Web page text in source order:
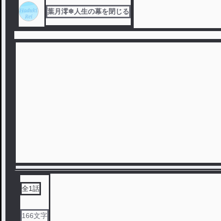
葉月澪❄人生の幕を閉じる
全1話
166文字